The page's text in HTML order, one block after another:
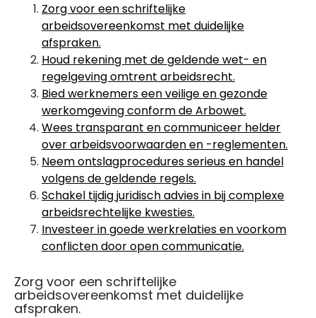
Zorg voor een schriftelijke
arbeidsovereenkomst met duidelijke
afspraken.
Houd rekening met de geldende wet- en
regelgeving omtrent arbeidsrecht.
Bied werknemers een veilige en gezonde
werkomgeving conform de Arbowet.
Wees transparant en communiceer helder
over arbeidsvoorwaarden en -reglementen.
Neem ontslagprocedures serieus en handel
volgens de geldende regels.
Schakel tijdig juridisch advies in bij complexe
arbeidsrechtelijke kwesties.
Investeer in goede werkrelaties en voorkom
conflicten door open communicatie.
Zorg voor een schriftelijke
arbeidsovereenkomst met duidelijke
afspraken.